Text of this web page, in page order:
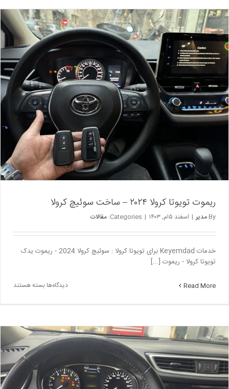
و
۷۳۰
–
سفارش
ریموت
بی
و
۷۳۰
ریموت تویوتا کرولا ۲۰۲۴ – ساخت سوئیچ کرولا
By مدیر | اسفند ۵ام, ۱۴۰۳ |
Categories: مقالات
خدمات Keyemdad برای تویوتا کرولا : سوئیچ کرولا 2024 - ریموت یدک
تویوتا کرولا - ریموت [...]
Read More دیدگاه‌ها برای
۲۰۲۴
–
ساخت
سوئیچ
کرولا
بسته هستند